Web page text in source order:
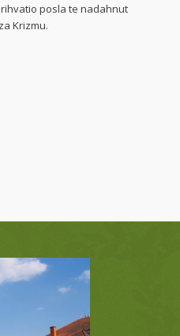
posla te nadahnut
Krizmu.